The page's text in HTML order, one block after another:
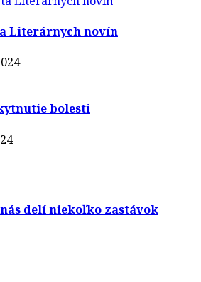
Literárnych novín
bolesti
delí niekoľko zastávok